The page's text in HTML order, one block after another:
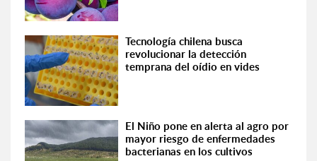
Tecnología chilena busca
revolucionar la detección
temprana del oídio en vides
El Niño pone en alerta al agro por
mayor riesgo de enfermedades
bacterianas en los cultivos